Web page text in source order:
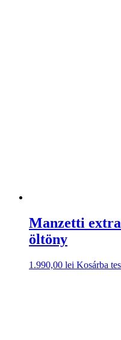
Manzetti
öltöny
1.990,00 lei Kosárba